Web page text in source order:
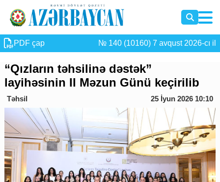
PDF çap № 140 (10160) 7 avqust 2026-cı il
“Qızların təhsilinə dəstək”
layihəsinin II Məzun Günü keçirilib
Təhsil 25 İyun 2026 10:10